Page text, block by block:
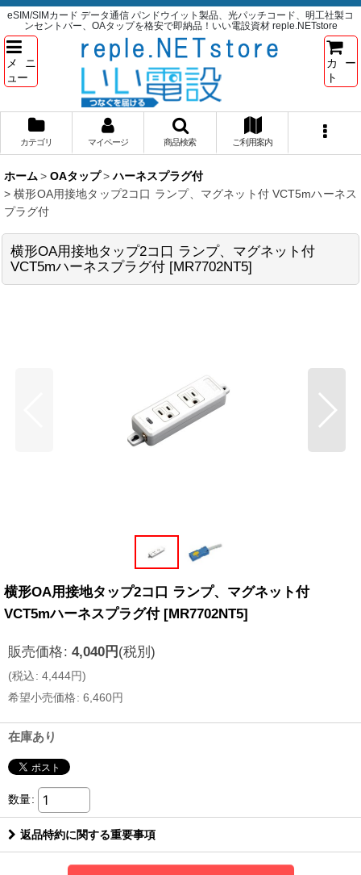
eSIM/SIMカード データ通信 パンドウイット製品、光パッチコード、明工社製コ
ンセントバー、OAタップを格安で即納品！いい電設資材 reple.NETstore
メニ
ュー
カー
ト
カテゴリ マイページ 商品検索 ご利用案内
ホーム > OAタップ> ハーネスプラグ付
> 横形OA用接地タップ2コ口 ランプ、マグネット付 VCT5mハーネス
プラグ付
横形OA用接地タップ2コ口 ランプ、マグネット付
VCT5mハーネスプラグ付 [MR7702NT5]
横形OA用接地タップ2コ口 ランプ、マグネット付
VCT5mハーネスプラグ付 [MR7702NT5]
販売価格: 4,040円 (税別)
(税込: 4,444円)
希望小売価格: 6,460円
在庫あり
数量:
返品特約に関する重要事項